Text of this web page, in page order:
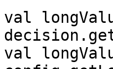
val
val